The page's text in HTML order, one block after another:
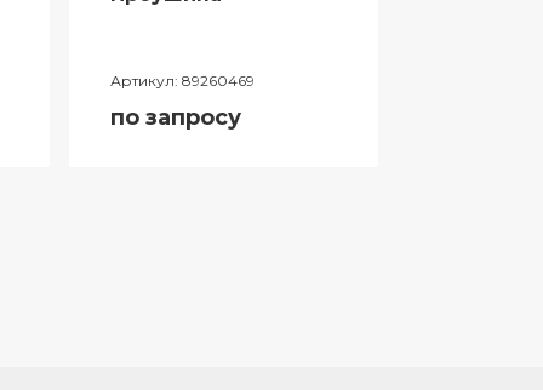
Артикул: 89260469
по запросу